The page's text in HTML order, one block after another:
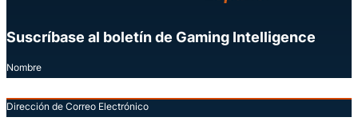
Suscríbase al boletín de Gaming Intelligence
Nombre
Dirección de Correo Electrónico